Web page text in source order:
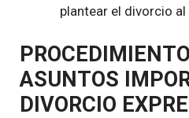
plantear el divorcio
ASUNTOS
DIVORCIO